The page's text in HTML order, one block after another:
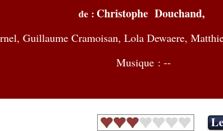
de : Christophe Douchand,
Guillaume Cramoisan, Lola Dewaere,
Musique : --